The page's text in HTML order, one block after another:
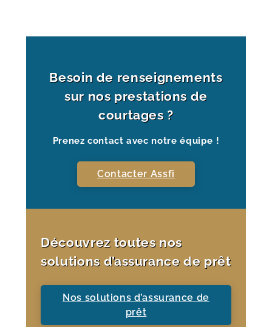
Besoin de renseignements
sur nos prestations de
courtages ?
Prenez contact avec notre équipe !
Contacter Assfi
Découvrez toutes nos
solutions d’assurance de prêt
Nos solutions d’assurance de
prêt